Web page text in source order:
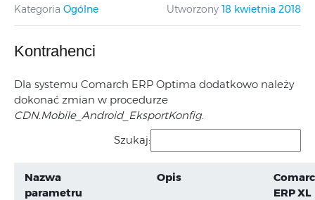
Kategoria Ogólne Utworzony 18 kwietnia 2018
Kontrahenci
Dla systemu Comarch ERP Optima dodatkowo należy
dokonać zmian w procedurze
CDN.Mobile_Android_EksportKonfig.
Szukaj:
Nazwa
parametru
Opis
ERP XL